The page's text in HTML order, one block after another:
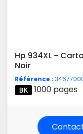
Hp 934XL -
Noir
Référence :
1000 pages